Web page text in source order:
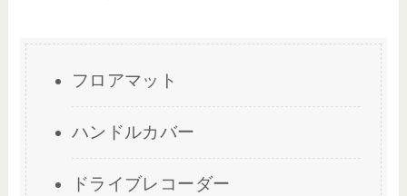
フロアマット
ハンドルカバー
ドライブレコーダー